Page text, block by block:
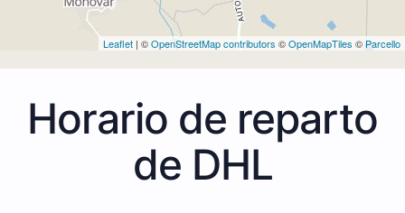
Leaflet | ©OpenStreetMap contributors ©OpenMapTiles ©Parcello
Horario de reparto
de DHL